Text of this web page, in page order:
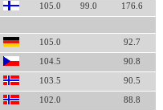
105.0 99.0 176.6
105.0 92.7
104.5 90.8
103.5 90.5
102.0 88.8